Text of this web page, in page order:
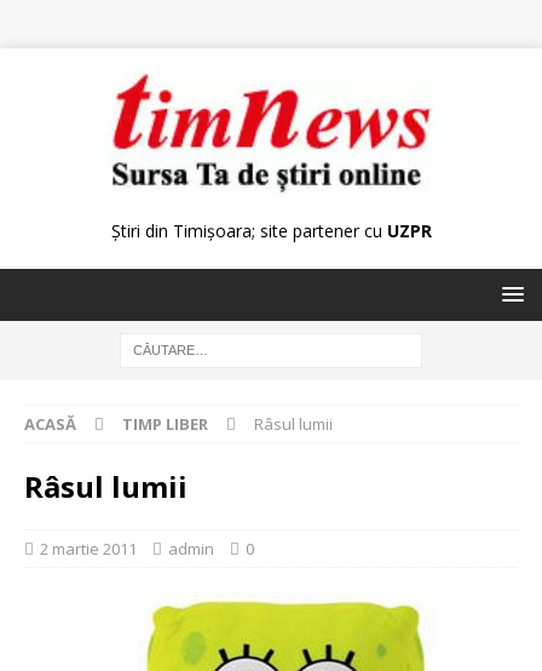
Știri din Timișoara; site partener cu UZPR
ACASĂ TIMP LIBER Râsul lumii
Râsul lumii
2 martie 2011 admin 0